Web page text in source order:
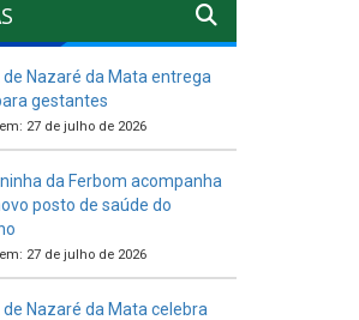
Nazaré da Mata entrega
gestantes
27 de julho de 2026
da Ferbom acompanha
posto de saúde do
27 de julho de 2026
Nazaré da Mata celebra